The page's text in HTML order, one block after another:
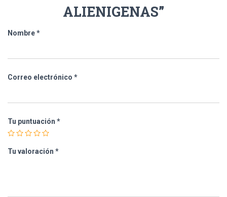
ALIENIGENAS”
Nombre*
Correo electrónico *
Tu puntuación *
Tu valoración *